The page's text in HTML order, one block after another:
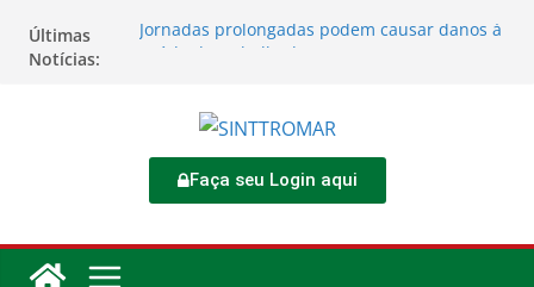
Últimas
Notícias:
Jornadas prolongadas podem causar danos à
Sinttromar garante acordo de R$ 1,7 milhão e
corrige direitos de motoristas da
Transcocamar
dos trabalhadores
Faça seu Login aqui